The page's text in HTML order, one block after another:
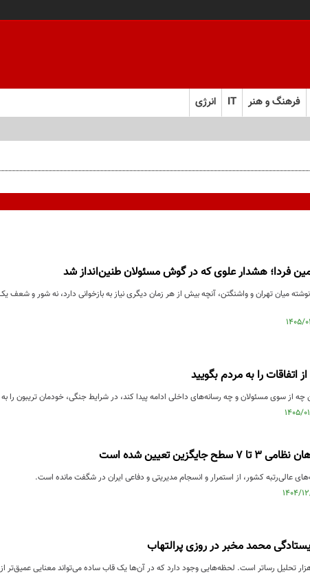
فرهنگ و هنر IT انرژی
فردا؛ هشدار علوی که در گوش مسئولان طنین‌انداز شد
میان تهران و واشنگتن، آنچه بیش از هر زمان دیگری نیاز به بازخوانی دارد، نه شور و شعف
را به مردم بگویید
از سوی مسئولان و چه رسانه‌های داخلی ادامه پیدا کند، در شرایط جنگی، خودمان تریبون
تعیین شده است
عالی‌رتبه کشور، از استمرار و انسجام مدیریتی و دفاعی ایران در شگفت مانده است.
محمد مخبر در روزی پرالتهاب
تحلیل رساتر است. لحظه‌هایی وجود دارد که در آن‌ها یک قاب ساده می‌تواند معنایی عمیق‌تر